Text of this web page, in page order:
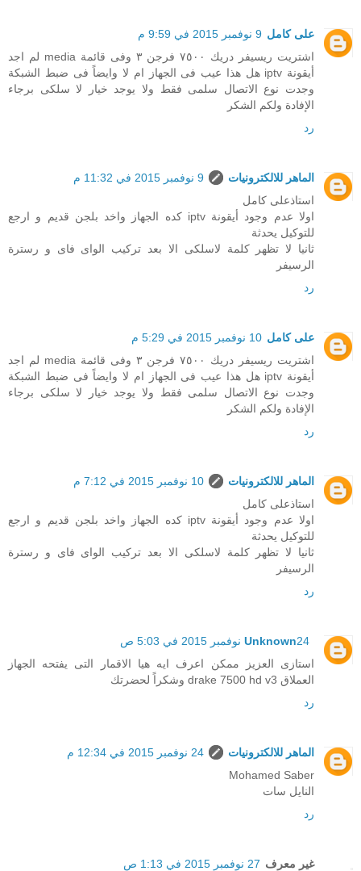
على كامل 9 نوفمبر 2015 في 9:59 م
اشتريت ريسيفر دريك ٧٥٠٠ فرجن ٣ وفى قائمة media لم اجد
أيقونة iptv هل هذا عيب فى الجهاز ام لا وايضاً فى ضبط الشبكة
وجدت نوع الاتصال سلمى فقط ولا يوجد خيار لا سلكى برجاء
الإفادة ولكم الشكر
رد
الماهر للالكترونيات
9 نوفمبر 2015 في 11:32 م
استاذعلى كامل
اولا عدم وجود أيقونة iptv كده الجهاز واخد بلجن قديم و ارجع
للتوكيل يحدثة
ثانيا لا تظهر كلمة لاسلكى الا بعد تركيب الواى فاى و رسترة
الرسيفر
رد
على كامل 10 نوفمبر 2015 في 5:29 م
اشتريت ريسيفر دريك ٧٥٠٠ فرجن ٣ وفى قائمة media لم اجد
أيقونة iptv هل هذا عيب فى الجهاز ام لا وايضاً فى ضبط الشبكة
وجدت نوع الاتصال سلمى فقط ولا يوجد خيار لا سلكى برجاء
الإفادة ولكم الشكر
رد
الماهر للالكترونيات
10 نوفمبر 2015 في 7:12 م
استاذعلى كامل
اولا عدم وجود أيقونة iptv كده الجهاز واخد بلجن قديم و ارجع
للتوكيل يحدثة
ثانيا لا تظهر كلمة لاسلكى الا بعد تركيب الواى فاى و رسترة
الرسيفر
رد
Unknown24 نوفمبر 2015 في 5:03 ص
استازى العزيز ممكن اعرف ايه هيا الاقمار التى يفتحه الجهاز
العملاق drake 7500 hd v3 وشكراً لحضرتك
رد
الماهر للالكترونيات
24 نوفمبر 2015 في 12:34 م
Mohamed Saber
النايل سات
رد
غير معرف 27 نوفمبر 2015 في 1:13 ص